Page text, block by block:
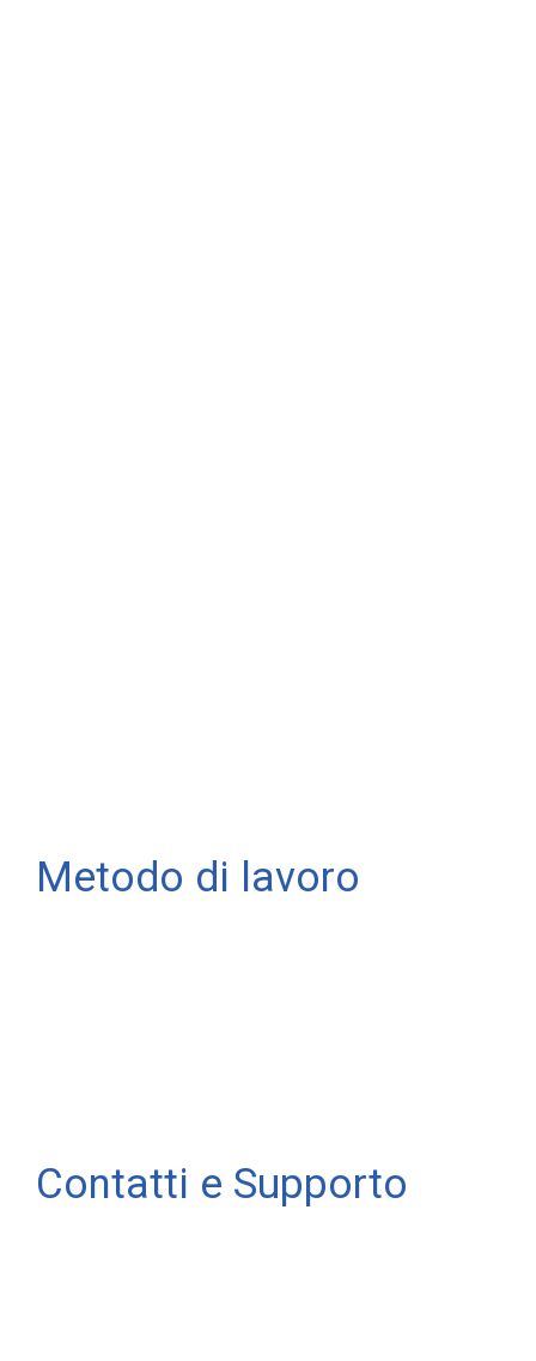
Metodo di lavoro
Contatti e Supporto